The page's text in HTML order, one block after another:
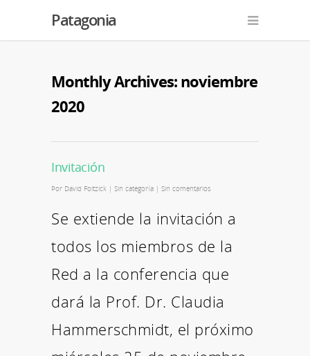
Patagonia
Monthly Archives: noviembre
2020
Invitación
Por David Foitzick | Sin categoría | Sin comentarios
Se extiende la invitación a
todos los miembros de la
Red a la conferencia que
dará la Prof. Dr. Claudia
Hammerschmidt, el próximo